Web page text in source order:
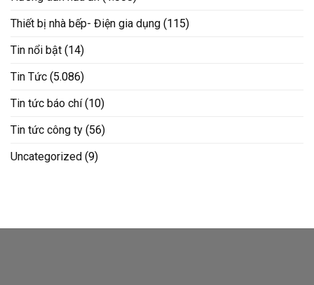
Thiết bị nhà bếp- Điện gia dụng (115)
Tin nổi bật (14)
Tin Tức (5.086)
Tin tức báo chí(10)
Tin tức công ty (56)
Uncategorized (9)